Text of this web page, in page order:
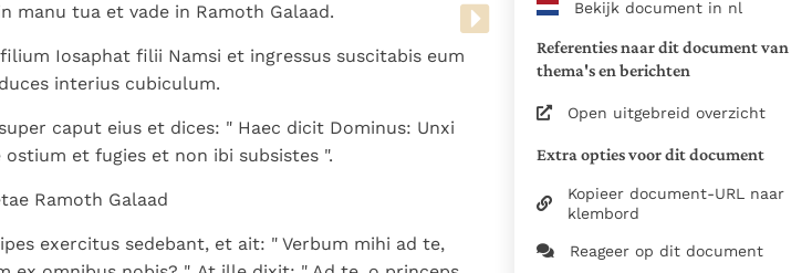
als een taak"
Paus in Pavia: St.
noodzaak om "naar het
innerlijk" toe te keren.
www.vatican.va/archive/bible/
vulgata_vetus-
www.vatican.va/archive/bible/
aansluiting gezocht bij de
om de teksten van de
naast elkaar te kunnen
Daar waar de versnummering
Bekijk document in nl
Referenties naar dit document van
thema's en berichten
Open uitgebreid overzicht
Extra opties voor dit document
Kopieer document-URL naar
klembord
Reageer op dit document
tua et vade in Ramoth Galaad.
Iosaphat filii Namsi et ingressus suscitabis eum
interius cubiculum.
caput eius et dices: " Haec dicit Dominus: Unxi
et fugies et non ibi subsistes ".
Ramoth Galaad
exercitus sedebant, et ait: " Verbum mihi ad te,